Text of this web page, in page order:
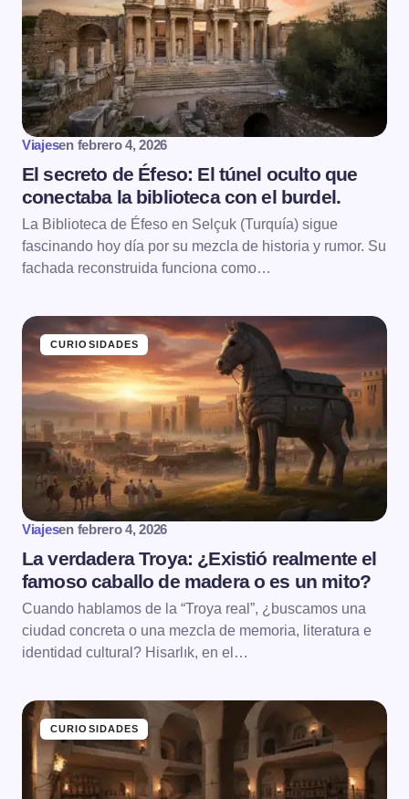
Viajesen febrero 4, 2026
El secreto de Éfeso: El túnel oculto que
conectaba la biblioteca con el burdel.
La Biblioteca de Éfeso en Selçuk (Turquía) sigue
fascinando hoy día por su mezcla de historia y rumor. Su
fachada reconstruida funciona como…
CURIOSIDADES
Viajesen febrero 4, 2026
La verdadera Troya: ¿Existió realmente el
famoso caballo de madera o es un mito?
Cuando hablamos de la “Troya real”, ¿buscamos una
ciudad concreta o una mezcla de memoria, literatura e
identidad cultural? Hisarlık, en el…
CURIOSIDADES